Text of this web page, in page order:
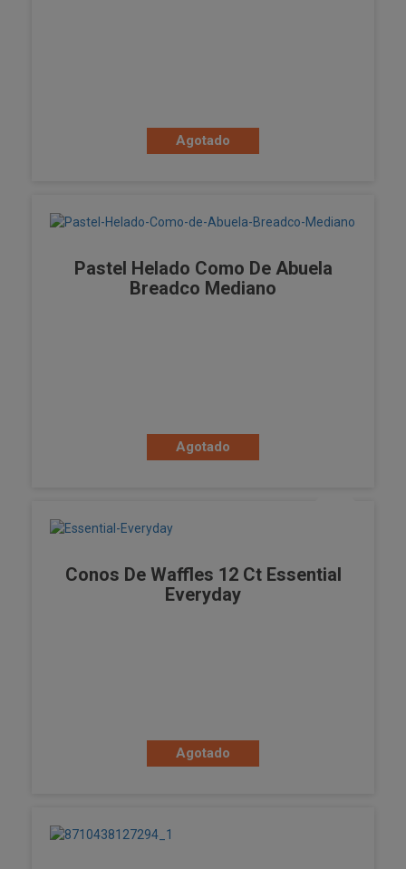
Agotado
Pastel Helado Como De Abuela
Breadco Mediano
Agotado
Conos De Waffles 12 Ct Essential
Everyday
Agotado